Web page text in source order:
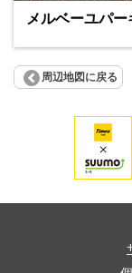
メルベーユパー
周辺地図に戻る